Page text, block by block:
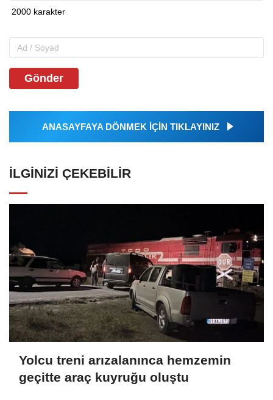
Gönder
ANASAYFAYA DÖNMEK İÇİN TIKLAYINIZ
İLGINIZI ÇEKEBILIR
Yolcu treni arızalanınca hemzemin
geçitte araç kuyruğu oluştu